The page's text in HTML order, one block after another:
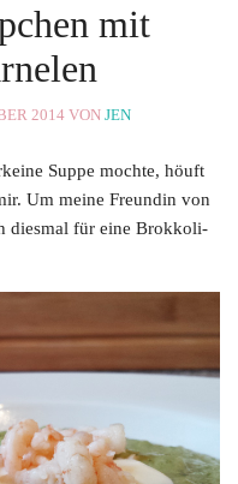
mit
2014 VON JEN
Suppe mochte, höuft
Um meine Freundin von
diesmal für eine Brokkoli-